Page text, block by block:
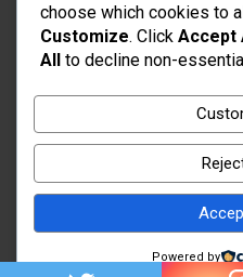
Idées
Conseil
Choix
choose which cookies to
Customize. Click Accept
All to decline non-
Powered by